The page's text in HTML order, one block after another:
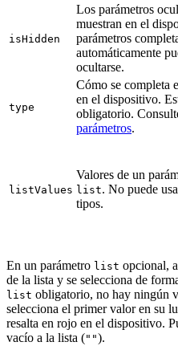
isHidden
Los parámetros
muestran en el
parámetros
automáticamente
ocultarse.
type
Cómo se completa
en el dispositivo.
obligatorio.
parámetros.
listValues
Valores de un
list. No puede
tipos.
En un parámetro list opcional,
de la lista y se selecciona de
list obligatorio, no hay ningún
selecciona el primer valor en su
resalta en rojo en el dispositivo.
vacío a la lista ("").